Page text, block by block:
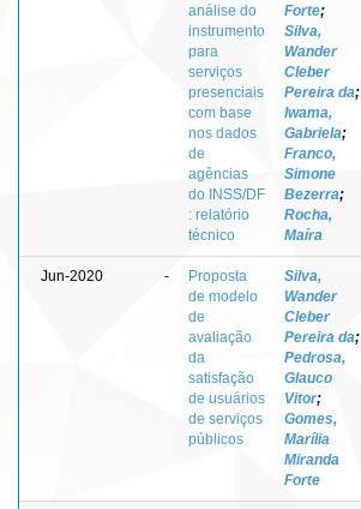
análise do
instrumento
para
serviços
presenciais
com base
nos dados
de
agências
do INSS/DF
: relatório
técnico
Forte;
Silva,
Wander
Cleber
Pereira da;
Iwama,
Gabriela;
Franco,
Simone
Bezerra;
Rocha,
Maíra
Jun-2020 -
Proposta
de modelo
de
avaliação
da
satisfação
de usuários
de serviços
públicos
Silva,
Wander
Cleber
Pereira da;
Pedrosa,
Glauco
Vitor;
Gomes,
Marília
Miranda
Forte